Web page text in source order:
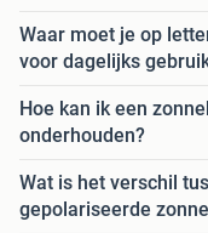
Waar moet je op
voor dagelijks
Hoe kan ik een
onderhouden?
Wat is het verschil
gepolariseerde